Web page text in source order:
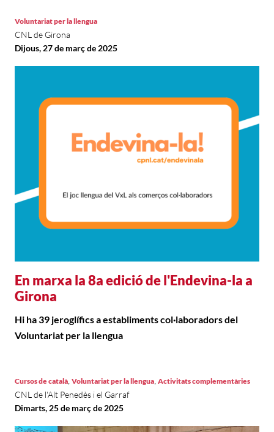
En marxa la 8a edició de l'Endevina-la a
Girona
Voluntariat per la llengua
CNL de Girona
Dijous, 27 de març de 2025
Hi ha 39 jeroglífics a establiments col·laboradors del
Voluntariat per la llengua
Cursos de català, Voluntariat per la llengua, Activitats complementàries
CNL de l'Alt Penedès i el Garraf
Dimarts, 25 de març de 2025